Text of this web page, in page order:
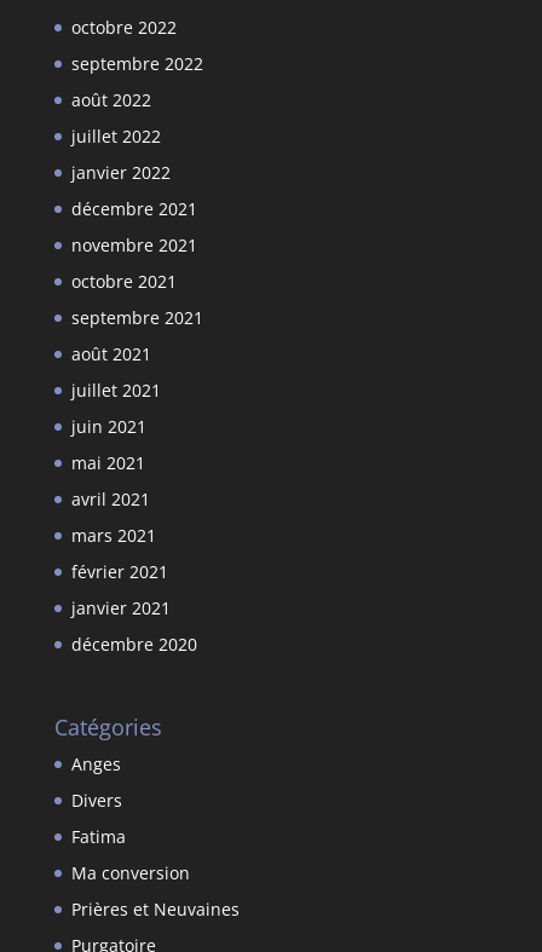
octobre 2022
septembre 2022
août 2022
juillet 2022
janvier 2022
décembre 2021
novembre 2021
octobre 2021
septembre 2021
août 2021
juillet 2021
juin 2021
mai 2021
avril 2021
mars 2021
février 2021
janvier 2021
décembre 2020
Catégories
Anges
Divers
Fatima
Ma conversion
Prières et Neuvaines
Purgatoire